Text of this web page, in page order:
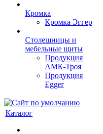
Кромка
Кромка Эггер
Столешницы и
мебельные щиты
Продукция
АМК-Троя
Продукция
Egger
Каталог